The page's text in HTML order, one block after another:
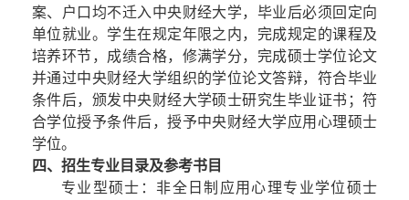
案、户口均不迁入中央财经大学，毕业后必须回定向
单位就业。学生在规定年限之内，完成规定的课程及
培养环节，成绩合格，修满学分，完成硕士学位论文
并通过中央财经大学组织的学位论文答辩，符合毕业
条件后，颁发中央财经大学硕士研究生毕业证书；符
合学位授予条件后，授予中央财经大学应用心理硕士
学位。
四、招生专业目录及参考书目
专业型硕士：非全日制应用心理专业学位硕士